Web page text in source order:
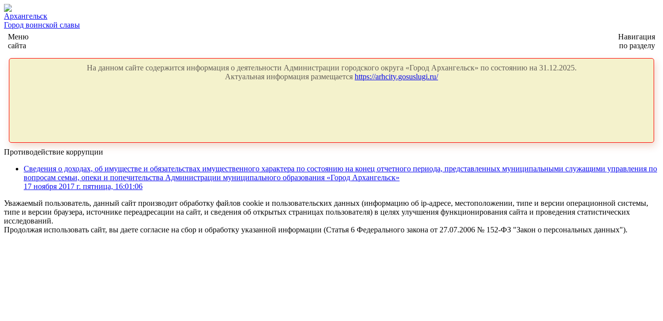
Архангельск
Город воинской славы
Меню
сайта
Навигация
по разделу
На данном сайте содержится информация о деятельности Администрации городского округа «Город Архангельск» по состоянию на 31.12.2025.
Актуальная информация размещается https://arhcity.gosuslugi.ru/
Противодействие коррупции
Сведения о доходах, об имуществе и обязательствах имущественного характера по состоянию на конец отчетного периода, представленных муниципальными служащими управления по
вопросам семьи, опеки и попечительства Администрации муниципального образования «Город Архангельск»
17 ноября 2017 г. пятница, 16:01:06
Уважаемый пользователь, данный сайт производит обработку файлов cookie и пользовательских данных (информацию об ip-адресе, местоположении, типе и версии операционной системы,
типе и версии браузера, источнике переадресации на сайт, и сведения об открытых страницах пользователя) в целях улучшения функционирования сайта и проведения статистических
исследований.
Продолжая использовать сайт, вы даете согласие на сбор и обработку указанной информации (Статья 6 Федерального закона от 27.07.2006 № 152-ФЗ "Закон о персональных данных").